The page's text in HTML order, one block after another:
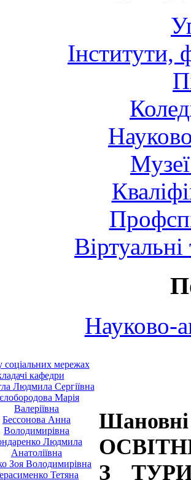
Інститути,
Науково-
соціальних мережах
кафедри
Людмила Сергіївна
Марія
Валеріївна
Бессонова Анна
Володимирівна
Людмила
Анатоліївна
Зоя Володимирівна
Тетяна
З